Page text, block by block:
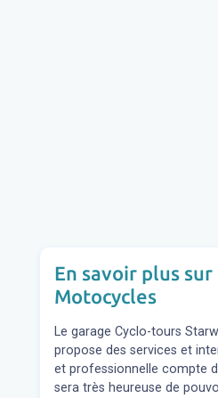
En savoir plus
Motocycles
Le garage Cyclo-tours
propose des services et
et professionnelle compte
sera très heureuse de